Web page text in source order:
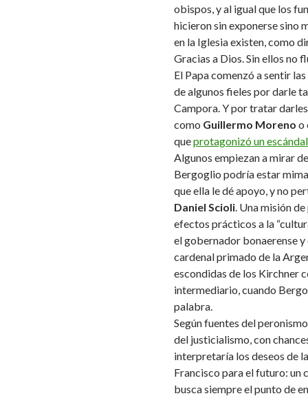
obispos, y al igual que los
hicieron sin exponerse sino
en la Iglesia existen, como
Gracias a Dios. Sin ellos no
El Papa comenzó a sentir
de algunos fieles por darle
Campora. Y por tratar
como Guillermo Moreno o
queprotagonizó un
Algunos empiezan a mirar
Bergoglio podría estar
que ella le dé apoyo, y no
Daniel Scioli. Una misión
efectos prácticos a la
el gobernador bonaerense
cardenal primado de la
escondidas de los Kirchner
intermediario, cuando
palabra.
Según fuentes del
del justicialismo, con
interpretaría los deseos de
Francisco para el futuro: un
busca siempre el punto de